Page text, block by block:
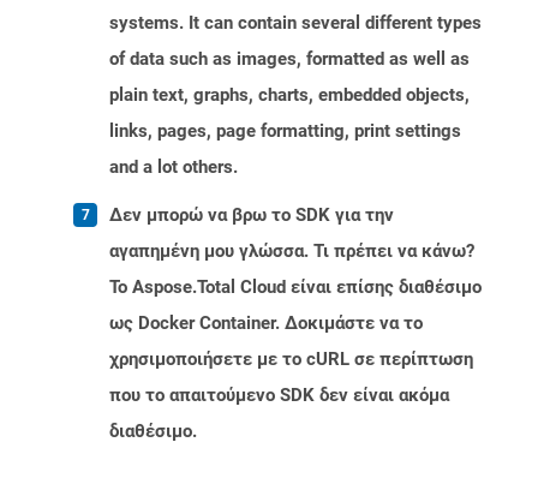
systems. It can contain several different types
of data such as images, formatted as well as
plain text, graphs, charts, embedded objects,
links, pages, page formatting, print settings
and a lot others.
Δεν μπορώ να βρω το SDK για την
αγαπημένη μου γλώσσα. Τι πρέπει να κάνω?
Το Aspose.Total Cloud είναι επίσης διαθέσιμο
ως Docker Container. Δοκιμάστε να το
χρησιμοποιήσετε με το cURL σε περίπτωση
που το απαιτούμενο SDK δεν είναι ακόμα
διαθέσιμο.